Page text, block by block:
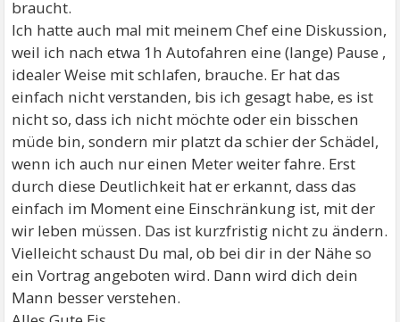
braucht.
Ich hatte auch mal mit meinem Chef eine Diskussion,
weil ich nach etwa 1h Autofahren eine (lange) Pause ,
idealer Weise mit schlafen, brauche. Er hat das
einfach nicht verstanden, bis ich gesagt habe, es ist
nicht so, dass ich nicht möchte oder ein bisschen
müde bin, sondern mir platzt da schier der Schädel,
wenn ich auch nur einen Meter weiter fahre. Erst
durch diese Deutlichkeit hat er erkannt, dass das
einfach im Moment eine Einschränkung ist, mit der
wir leben müssen. Das ist kurzfristig nicht zu ändern.
Vielleicht schaust Du mal, ob bei dir in der Nähe so
ein Vortrag angeboten wird. Dann wird dich dein
Mann besser verstehen.